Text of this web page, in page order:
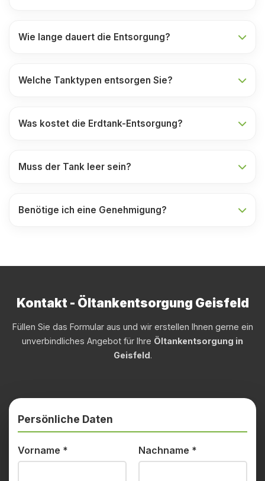
Wie lange dauert die Entsorgung?
Welche Tanktypen entsorgen Sie?
Was kostet die Erdtank-Entsorgung?
Muss der Tank leer sein?
Benötige ich eine Genehmigung?
Kontakt - Öltankentsorgung Geisfeld
Füllen Sie das Formular aus und wir erstellen Ihnen gerne ein
unverbindliches Angebot für Ihre Öltankentsorgung in
Geisfeld.
Persönliche Daten
Vorname * Nachname *